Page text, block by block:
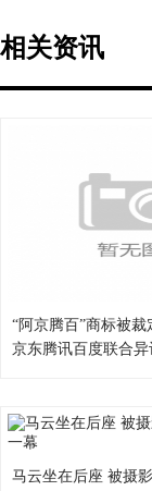
相关资讯
“阿京腾百”商标被
京东腾讯百度联合异
马云坐在后座 被摄